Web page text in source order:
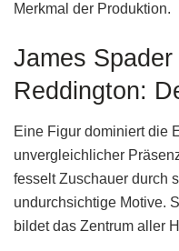
Merkmal der Produktion.
James Spader
Reddington:
Eine Figur dominiert die
unvergleichlicher
fesselt Zuschauer durch
undurchsichtige Motive.
bildet das Zentrum aller